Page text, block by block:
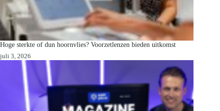
Hoge sterkte of dun hoornvlies? Voorzetlenzen bieden uitkomst
juli 3, 2026